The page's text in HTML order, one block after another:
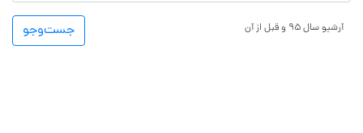
جست‌و‌جو آرشیو سال ۹۵ و قبل از آن